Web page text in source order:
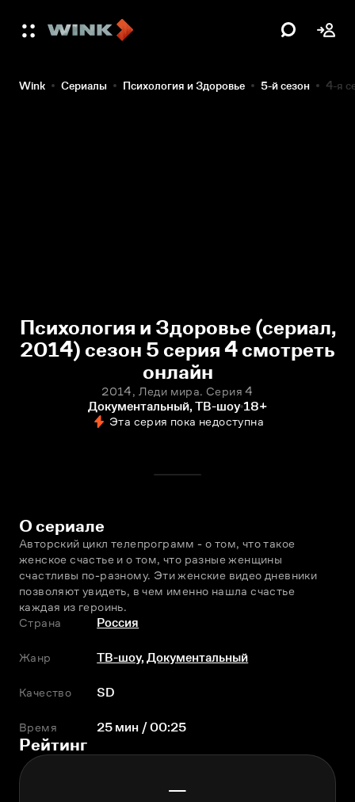
Wink Сериалы Психология и Здоровье 5-й сезон 4-я
Психология и Здоровье (сериал,
2014) сезон 5 серия 4 смотреть
онлайн
2014, Леди мира. Серия 4
Документальный, ТВ-шоу 18+
Эта серия пока недоступна
О сериале
Авторский цикл телепрограмм - о том, что такое
женское счастье и о том, что разные женщины
счастливы по-разному. Эти женские видео дневники
позволяют увидеть, в чeм именно нашла счастье
каждая из героинь.
Страна
Россия
Жанр ТВ-шоу,Документальный
Качество SD
Время 25 мин / 00:25
Рейтинг
—